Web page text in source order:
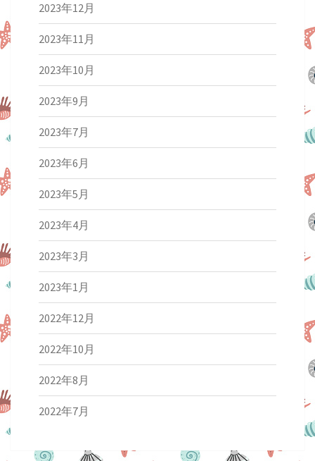
2023年12月
2023年11月
2023年10月
2023年9月
2023年7月
2023年6月
2023年5月
2023年4月
2023年3月
2023年1月
2022年12月
2022年10月
2022年8月
2022年7月